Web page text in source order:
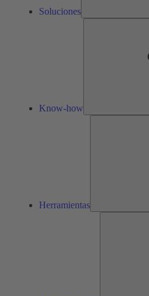
Soluciones
Know-how
Herramientas